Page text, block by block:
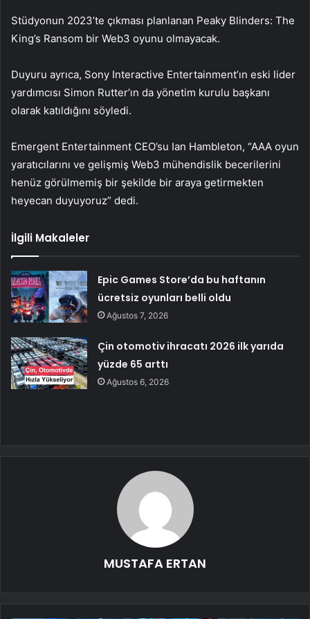
Stüdyonun 2023’te çıkması planlanan Peaky Blinders: The
King’s Ransom bir Web3 oyunu olmayacak.
Duyuru ayrıca, Sony Interactive Entertainment’ın eski lider
yardımcısı Simon Rutter’ın da yönetim kurulu başkanı
olarak katıldığını söyledi.
Emergent Entertainment CEO’su Ian Hambleton, “AAA oyun
yaratıcılarını ve gelişmiş Web3 mühendislik becerilerini
henüz görülmemiş bir şekilde bir araya getirmekten
heyecan duyuyoruz” dedi.
İlgili Makaleler
Epic Games Store’da bu haftanın
ücretsiz oyunları belli oldu
Ağustos 7, 2026
Çin otomotiv ihracatı 2026 ilk yarıda
yüzde 65 arttı
Ağustos 6, 2026
MUSTAFA ERTAN